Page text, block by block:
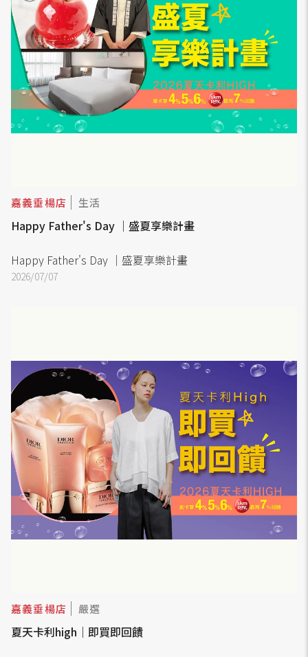
嘉義垂楊店 生活
Happy Father's Day ｜盛夏享樂計畫
Happy Father's Day ｜盛夏享樂計畫
2026/07/07
嘉義垂楊店 嚴選
夏天卡利high｜即買即回饋